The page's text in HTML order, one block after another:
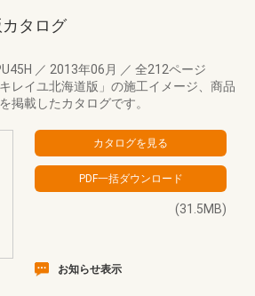
タログ
／ 2013年06月 ／ 全212ページ
レイユ北海道版」の施工イメージ、商品
掲載したカタログです。
(31.5MB)
お知らせ表示